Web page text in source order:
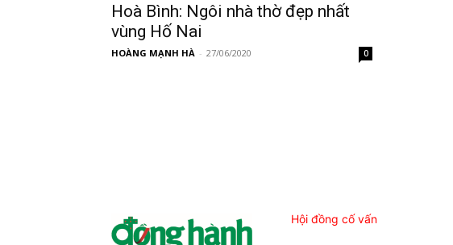
Hoà Bình: Ngôi nhà thờ đẹp nhất
vùng Hố Nai
HOÀNG MẠNH HÀ - 27/06/2020 0
Hội đồng cố vấn